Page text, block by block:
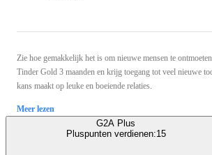
Zie hoe gemakkelijk het is om nieuwe mensen te
Tinder Gold 3 maanden en krijg toegang tot veel nieuwe
kans maakt op leuke en boeiende relaties.
Meer lezen
G2A Plus
Pluspunten verdienen:15